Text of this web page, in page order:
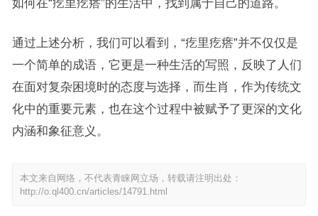
如何在“疙里疙瘩”的生活中，找到属于自己的道路。
通过上述分析，我们可以看到，“疙里疙瘩”并不仅仅是
一个简单的成语，它更是一种生活的写照，反映了人们
在面对复杂困境时的态度与选择，而生肖，作为传统文
化中的重要元素，也在这个过程中被赋予了更深的文化
内涵和象征意义。
本文来自网络，不代表青睐网立场，转载请注明出处：
http://o.ql400.cn/articles/14791.html